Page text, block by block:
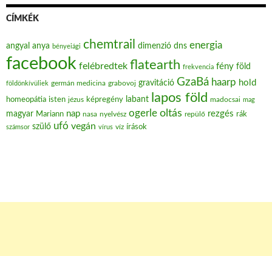
CÍMKÉK
angyal anya bényeiági chemtrail dimenzió dns energia
facebook felébredtek flatearth frekvencia fény föld
földönkívüliek germán medicina grabovoj gravitáció GzaBá haarp hold
homeopátia isten jézus képregény labant lapos föld madocsai mag
magyar Mariann nap nasa nyelvész ogerle oltás repülő rezgés rák
számsor szülő ufó vegán vírus víz írások